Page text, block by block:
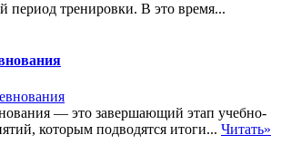
период тренировки. В это время...
— это завершающий этап учебно-
которым подводятся итоги... Читать»